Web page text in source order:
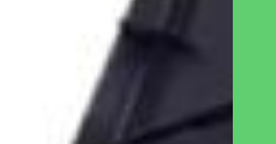
הצמחים שלכם..
ומווסת את הלחות לזמן קומפוסט.
✔פשוט לשימוש, כך שתוכלו